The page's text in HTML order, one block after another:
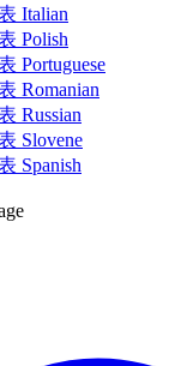
Italian
Polish
Portuguese
Romanian
Russian
Slovene
Spanish